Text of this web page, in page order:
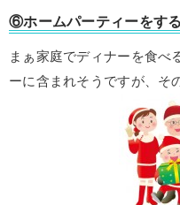
⑥ホームパーティーをする
まぁ家庭でディナーを食べ
ーに含まれそうですが、そ